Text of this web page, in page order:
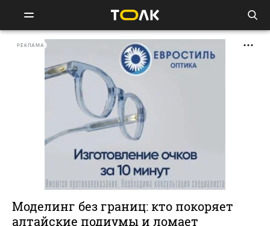
РЕКЛАМА
Моделинг без границ: кто покоряет
алтайские подиумы и ломает